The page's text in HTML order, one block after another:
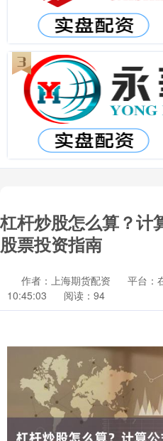
杠杆炒股怎么算？计
股票投资指南
作者：上海期货配资 平台：
10:45:03
阅读：94